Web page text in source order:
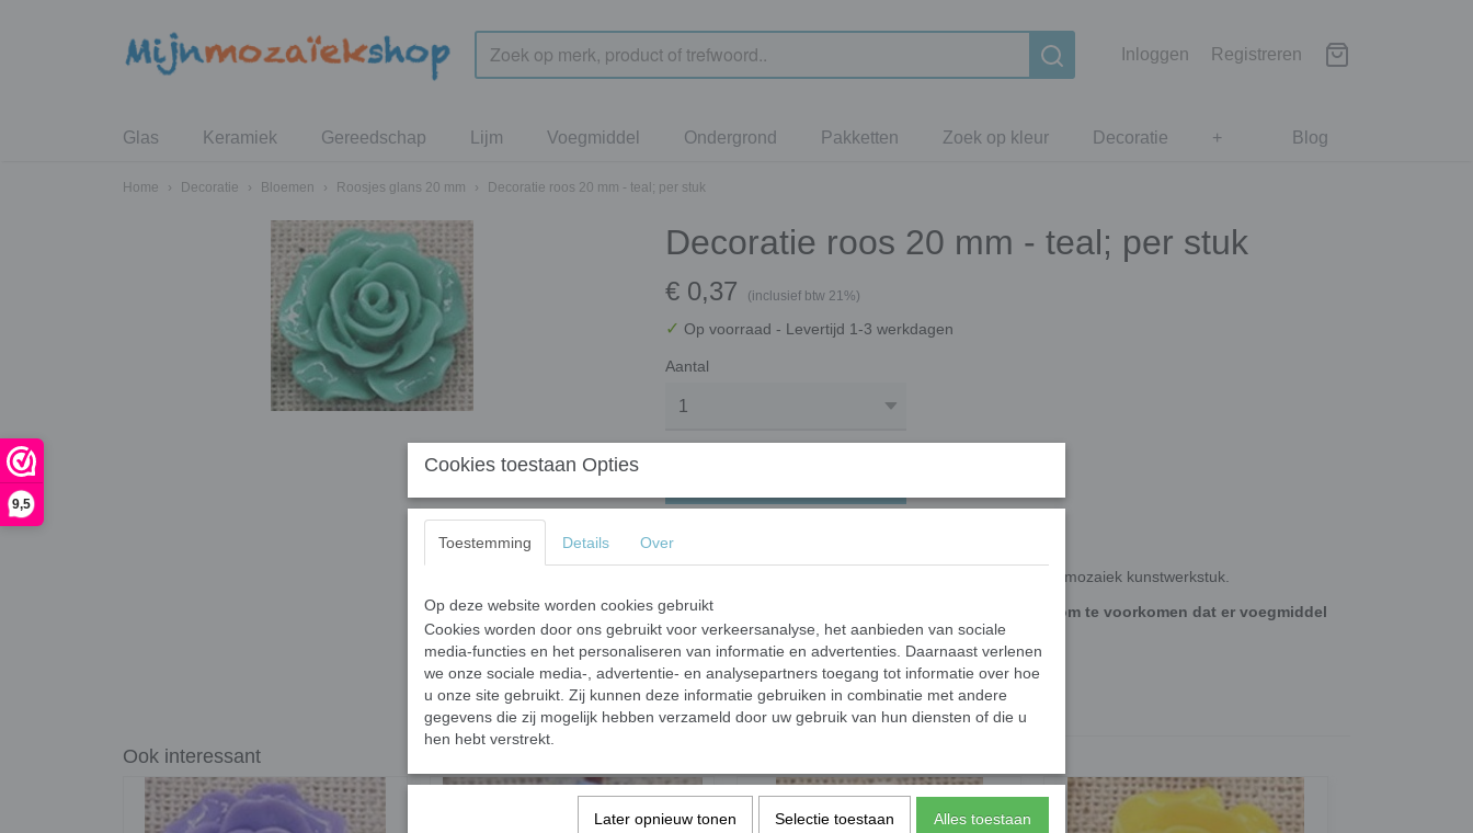
9,5
Inloggen Registreren
Blog
Glas Keramiek Gereedschap Lijm Voegmiddel Ondergrond Pakketten Zoek op kleur Decoratie +
Home › Decoratie › Bloemen › Roosjes glans 20 mm › Decoratie roos 20 mm - teal; per stuk
Decoratie roos 20 mm - teal; per stuk
€ 0,37 (inclusief btw 21%)
✓ Op voorraad - Levertijd 1-3 werkdagen
Aantal
Materiaal: kunsthars (resin)
Te gebruiken om sieraden te maken of verwerk ze in een mozaiek kunstwerkstuk.
Tip: plak het roosje na het voegen van uw werkstuk om te voorkomen dat er voegmiddel
tussen de blaadjes komt.
Specificaties
Bruto gewicht 0,02 Kg
Ook interessant
Cookies toestaan Opties
Toestemming Details Over
Op deze website worden cookies gebruikt
Cookies worden door ons gebruikt voor verkeersanalyse, het aanbieden van sociale
media-functies en het personaliseren van informatie en advertenties. Daarnaast verlenen
we onze sociale media-, advertentie- en analysepartners toegang tot informatie over hoe
u onze site gebruikt. Zij kunnen deze informatie gebruiken in combinatie met andere
gegevens die zij mogelijk hebben verzameld door uw gebruik van hun diensten of die u
hen hebt verstrekt.
Later opnieuw tonen Selectie toestaan Alles toestaan